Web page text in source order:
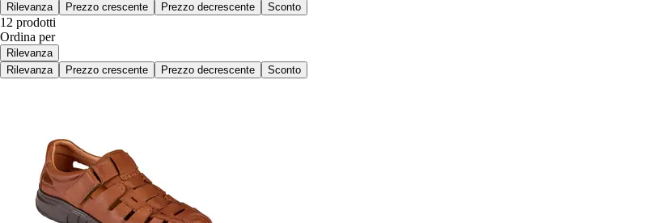
Rilevanza
Prezzo crescente Prezzo decrescente Sconto
12 prodotti
Ordina per
Rilevanza
Rilevanza
Prezzo crescente Prezzo decrescente Sconto